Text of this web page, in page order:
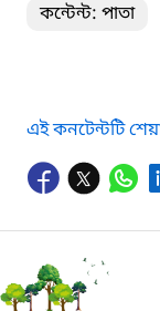
কন্টেন্ট: পাতা
এই কনটেন্টটি